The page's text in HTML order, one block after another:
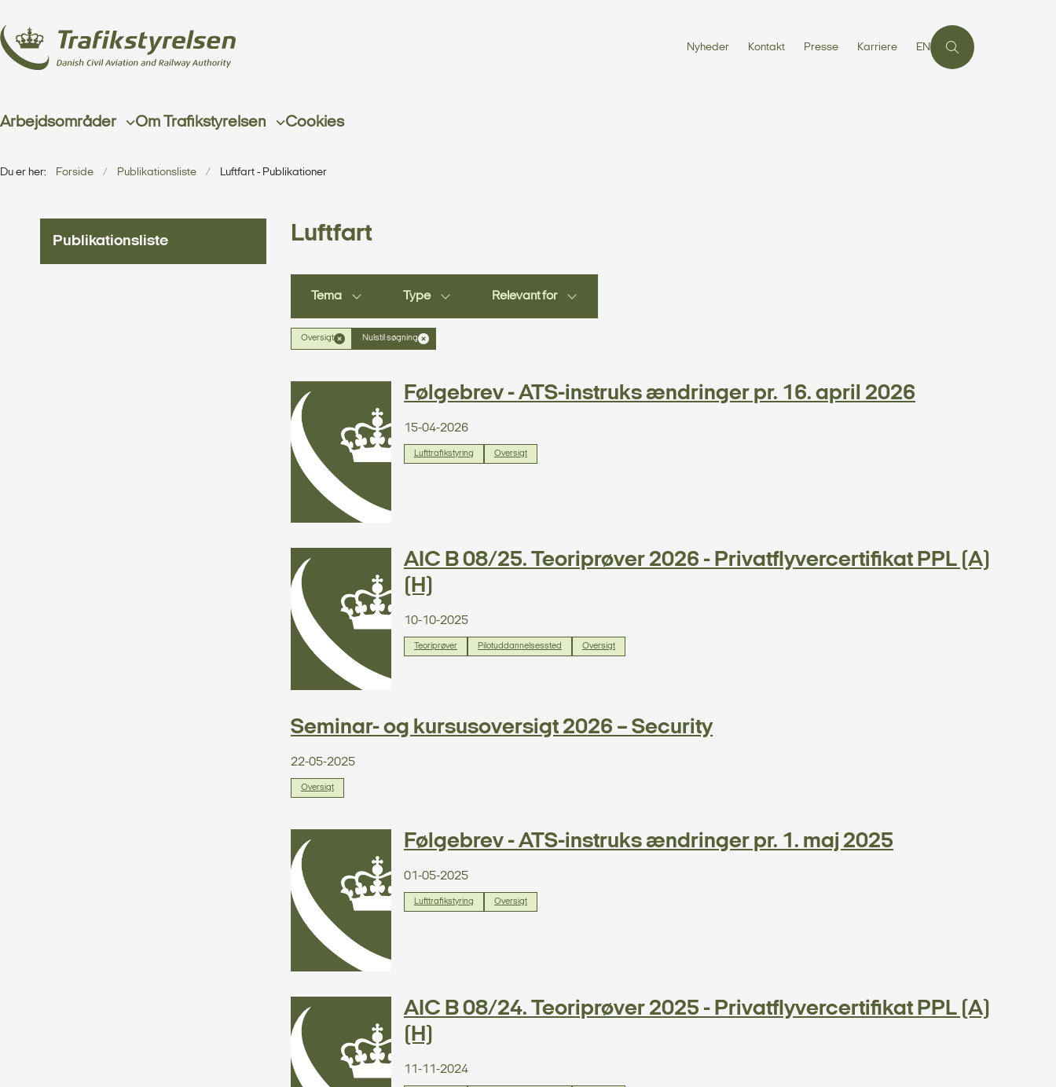
Nyheder Kontakt Presse Karriere EN
Arbejdsområder Om Trafikstyrelsen Cookies
Du er her: Forside Publikationsliste Luftfart - Publikationer
Publikationsliste Luftfart
Tema Type Relevant for
Oversigt Nulstil søgning
Følgebrev - ATS-instruks ændringer pr. 16. april 2026
15-04-2026
Lufttrafikstyring Oversigt
AIC B 08/25. Teoriprøver 2026 - Privatflyvercertifikat PPL (A)
(H)
10-10-2025
Teoriprøver Pilotuddannelsessted Oversigt
Seminar- og kursusoversigt 2026 – Security
22-05-2025
Oversigt
Følgebrev - ATS-instruks ændringer pr. 1. maj 2025
01-05-2025
Lufttrafikstyring Oversigt
AIC B 08/24. Teoriprøver 2025 - Privatflyvercertifikat PPL (A)
(H)
11-11-2024